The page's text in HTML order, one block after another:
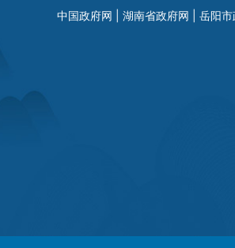
中国政府网 湖南省政府网 岳阳市